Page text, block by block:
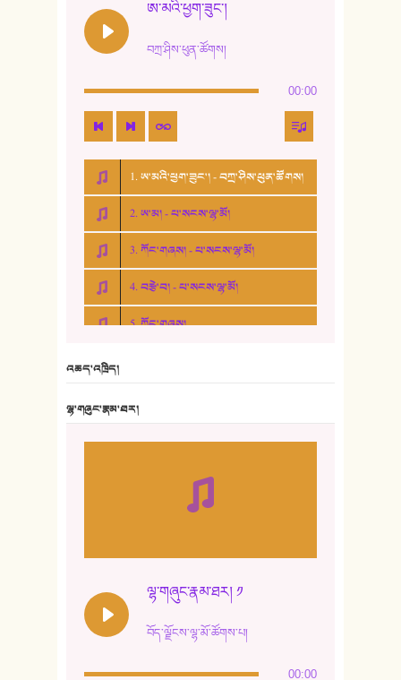
ཨ་མའི་ཕྱག་ཟུང་།
བཀྲ་ཤིས་ཕུན་ཚོགས།
00:00
1. ཨ་མའི་ཕྱག་ཟུང་། - བཀྲ་ཤིས་ཕུན་ཚོགས།
2. ཨ་མ། - པ་སངས་ལྷ་མོ།
3. ཀོང་གཞས། - པ་སངས་ལྷ་མོ།
4. བརྩེ་བ། - པ་སངས་ལྷ་མོ།
5. ཀོང་གཞས།
10. ཆང་གཞས། ༣
འཆད་འཁྲིད།
ལྷ་གཞུང་རྣམ་ཐར།
ལྷ་གཞུང་རྣམ་ཐར། ༡
བོད་ལྗོངས་ལྷ་མོ་ཚོགས་པ།
00:00